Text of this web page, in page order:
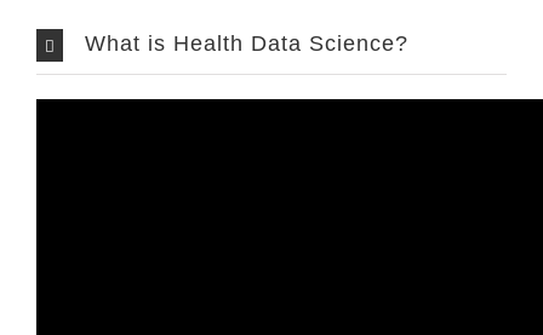
What is Health Data Science?